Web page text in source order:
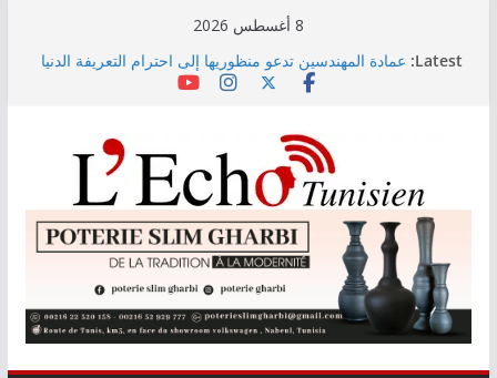
8 أغسطس 2026
Latest: عمادة المهندسين تدعو منظوريها إلى احترام التعريفة الدنيا
أمين بودشارت يلتقي جمهور بنزرت في تجربة موسيقية
استثنائية تجمع الفنان بالجمهور
بالمائة إلى موفى ماي 2026
اختيار معهد باستور مركزا إقليميا لشمال إفريقيا في مراقبة
مياه الصرف الصحي والبيئة